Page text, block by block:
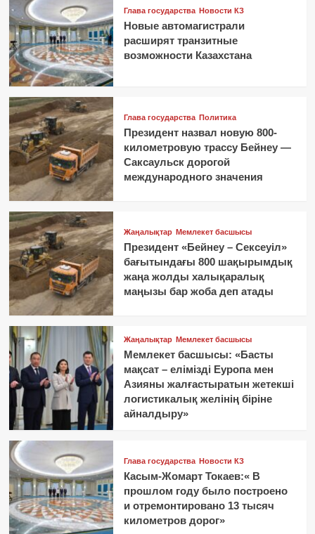
Глава государства Новости КЗ
Новые автомагистрали
расширят транзитные
возможности Казахстана
Глава государства Политика
Президент назвал новую 800-
километровую трассу Бейнеу —
Саксаульск дорогой
международного значения
Жаңалықтар Мемлекет басшысы
Президент «Бейнеу – Сексеуіл»
бағытындағы 800 шақырымдық
жаңа жолды халықаралық
маңызы бар жоба деп атады
Жаңалықтар Мемлекет басшысы
Мемлекет басшысы: «Басты
мақсат – елімізді Еуропа мен
Азияны жалғастыратын жетекші
логистикалық желінің біріне
айналдыру»
Глава государства Новости КЗ
Касым-Жомарт Токаев:« В
прошлом году было построено
и отремонтировано 13 тысяч
километров дорог»